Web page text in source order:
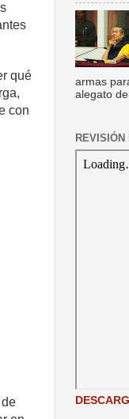
qué
con
armas
alegato
REVISIÓN